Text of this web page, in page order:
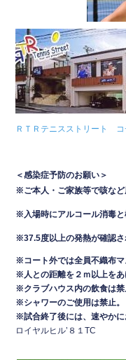
ＲＴＲテニスストリート コ
＜感染症予防のお願い＞
※ご本人・ご家族等で咳など
※入場時にアルコール消毒と
※37.5度以上の発熱が確認さ
※コート外では全員不織布マ
※人との距離を２ｍ以上をあ
※クラブハウス内の飲食は
※シャワーのご使用は禁止。
※試合終了後には、速やかに
ロイヤルヒル’８１TC